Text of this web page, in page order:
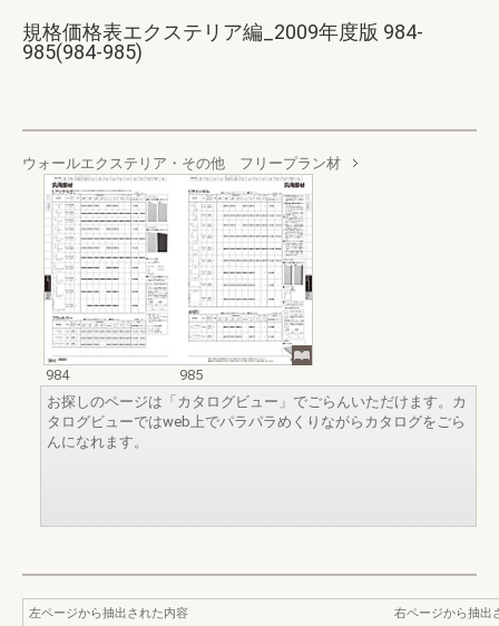
規格価格表エクステリア編_2009年度版 984-
985(984-985)
ウォールエクステリア・その他 フリープラン材
984
985
お探しのページは「カタログビュー」でごらんいただけます。カ
タログビューではweb上でパラパラめくりながらカタログをごら
んになれます。
左ページから抽出された内容
右ページから抽出